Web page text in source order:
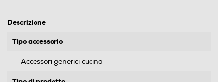
Descrizione
Tipo accessorio
Accessori generici cucina